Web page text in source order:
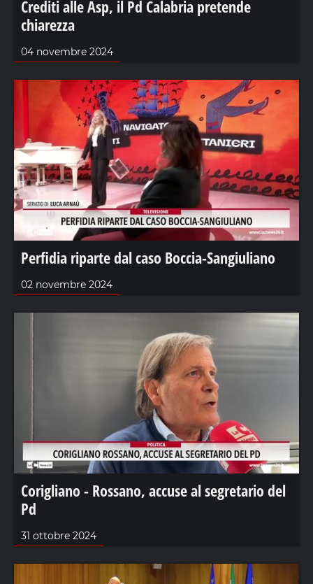
Crediti alle Asp, il Pd Calabria pretende
chiarezza
04 novembre 2024
Perfidia riparte dal caso Boccia-Sangiuliano
02 novembre 2024
Corigliano - Rossano, accuse al segretario del
Pd
31 ottobre 2024